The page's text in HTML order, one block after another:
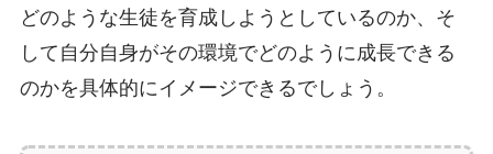
どのような生徒を育成しようとしているのか、そ
して自分自身がその環境でどのように成長できる
のかを具体的にイメージできるでしょう。